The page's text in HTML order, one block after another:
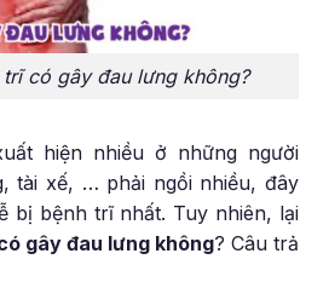
có gây đau lưng không?
hiện nhiều ở những người
tài xế, … phải ngồi nhiều, đây
bị bệnh trĩ nhất. Tuy nhiên, lại
gây đau lưng không? Câu trả